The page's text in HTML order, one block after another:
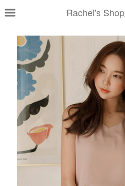
Rachel's